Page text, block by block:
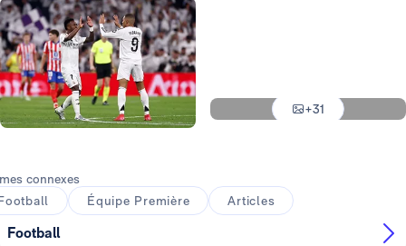
+31
connexes
Équipe Première Articles
Football